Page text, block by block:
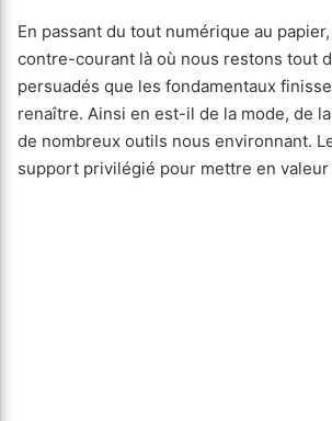
En passant du tout numérique au
contre-courant là où nous restons tout
persuadés que les fondamentaux
renaître. Ainsi en est-il de la mode, de
de nombreux outils nous environnant.
support privilégié pour mettre en valeur